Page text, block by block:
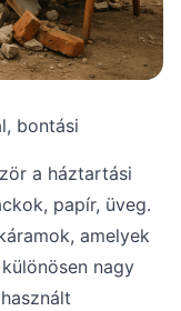
bontási
a háztartási
papír, üveg.
amelyek
nagy